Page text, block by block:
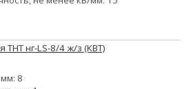
ТНТ нг-LS-8/4 ж/з (КВТ)
8